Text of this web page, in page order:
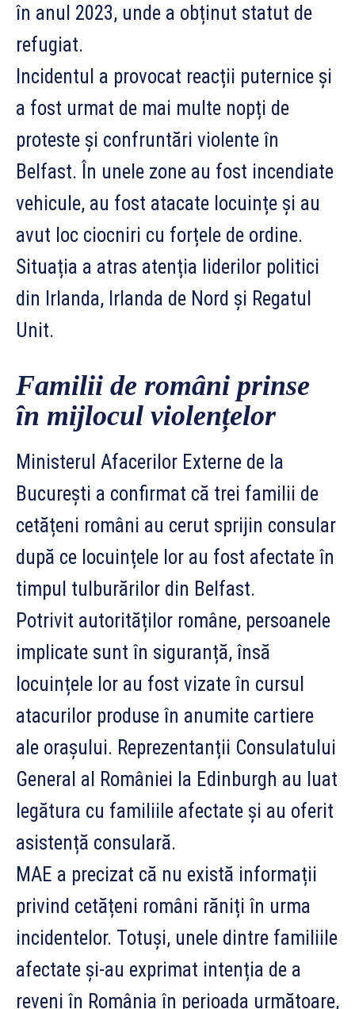
în anul 2023, unde a obținut statut de
refugiat.
Incidentul a provocat reacții puternice și
a fost urmat de mai multe nopți de
proteste și confruntări violente în
Belfast. În unele zone au fost incendiate
vehicule, au fost atacate locuințe și au
avut loc ciocniri cu forțele de ordine.
Situația a atras atenția liderilor politici
din Irlanda, Irlanda de Nord și Regatul
Unit.
Familii de români prinse
în mijlocul violențelor
Ministerul Afacerilor Externe de la
București a confirmat că trei familii de
cetățeni români au cerut sprijin consular
după ce locuințele lor au fost afectate în
timpul tulburărilor din Belfast.
Potrivit autorităților române, persoanele
implicate sunt în siguranță, însă
locuințele lor au fost vizate în cursul
atacurilor produse în anumite cartiere
ale orașului. Reprezentanții Consulatului
General al României la Edinburgh au luat
legătura cu familiile afectate și au oferit
asistență consulară.
MAE a precizat că nu există informații
privind cetățeni români răniți în urma
incidentelor. Totuși, unele dintre familiile
afectate și-au exprimat intenția de a
reveni în România în perioada următoare,